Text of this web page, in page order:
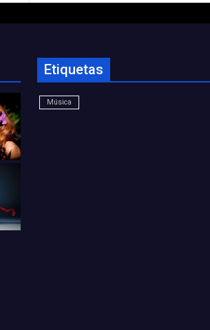
Etiquetas
Música